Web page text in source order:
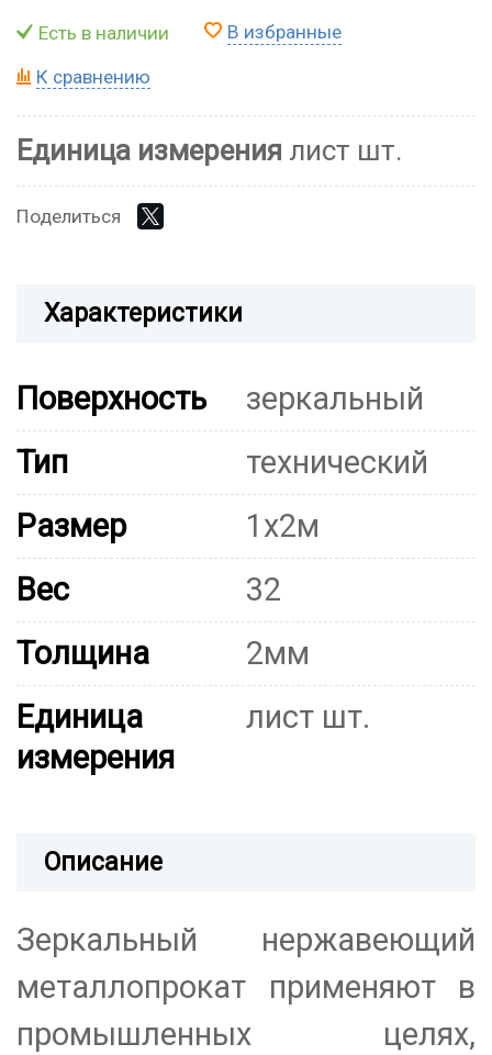
Есть в наличии В избранные
К сравнению
Единица измерения лист шт.
Поделиться
Характеристики
Поверхность
зеркальный
Тип
технический
Размер
1х2м
Вес
32
Толщина
2мм
Единица
измерения
лист шт.
Описание
Зеркальный нержавеющий
металлопрокат применяют в
промышленных целях,